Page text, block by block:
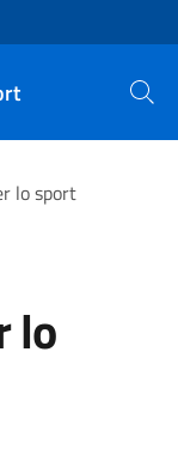
Cerca
lo sport
lo